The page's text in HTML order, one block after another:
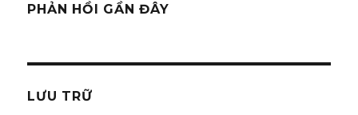
PHẢN HỒI GẦN ĐÂY
LƯU TRỮ